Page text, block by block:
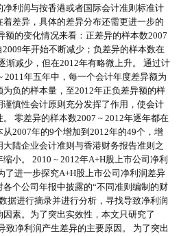
利润与按香港或者国际会计准则标准计
差异，具体的差异分布还需更进一步的
额的变化情况来看：正差异的样本数2007
年开始不断减少；负差异的样本数在
渐减少，但在2012年有略微上升。 通过计
2011年五年中，每一个会计年度差异额为
负的样本量，至2012年正负差异额的样
慎性会计原则充分发挥了作用，使会计
零差异的样本数2007 ~ 2012年逐年都在
2007年的9个增加到2012年的49个，增
陆企业会计准则与香港财务报告准则之
小。 2010 ~ 2012年A+H股上市公司净利
了进一步探究A+H股上市公司净利润差异
个公司年报中披露的“不同准则编制的财
据进行摘录并进行分析，寻找导致净利润
素。为了突出实效性，本文只研究了
致净利润产生差异的主要原因。 为了突出